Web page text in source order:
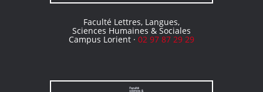
Faculté Lettres, Langues,
Sciences Humaines & Sociales
Campus Lorient · 02 97 87 29 29